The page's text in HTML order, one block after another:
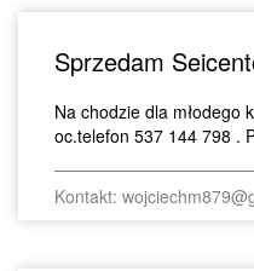
Sprzedam
Na chodzie dla młodego
oc.telefon 537 144 798 .
Kontakt: